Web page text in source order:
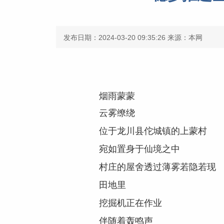
发布日期：2024-03-20 09:35:26 来源：本网
烟雨蒙蒙
云雾缭绕
位于龙川县佗城镇的上蒙村
宛如置身于仙境之中
村庄的屋舍透过薄雾若隐若现
田地里
挖掘机正在作业
伴随着轰鸣声